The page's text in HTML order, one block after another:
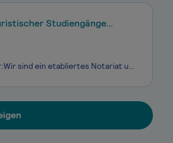
Studiengänge
Zur weiteren Verstärkung unseres Teams suchen wir Sie!Das sind wir:Wir sind ein etabliertes Notariat und decken die gesamte Bandbreite notarieller Dienstleistungen von der Unterschriftsbeglaubigung bis zum Großprojekt ab. Zu unseren Mandanten zählen Privatpersonen, kleine und mittelständige Unterneh